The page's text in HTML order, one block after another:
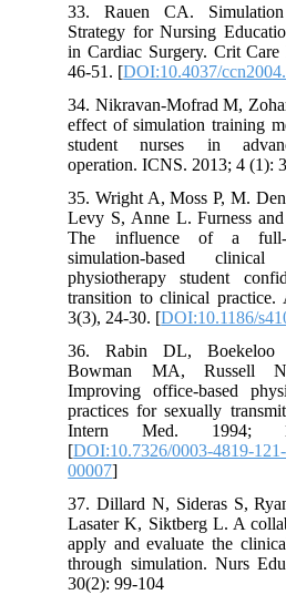
33. Rauen CA.
Strategy for Nursing
in Cardiac Surgery. Crit
46-51. [DOI:10.4037/
34. Nikravan-Mofrad M,
effect of simulation training
student nurses in
operation. ICNS. 2013; 4
35. Wright A, Moss P, M.
Levy S, Anne L. Furness
The influence of a full-
simulation-based
physiotherapy student
transition to clinical
3(3), 24-30. [DOI:10.1186/
36. Rabin DL,
Bowman MA,
Improving office-based
practices for sexually
Intern Med. 1994;
[DOI:10.7326/0003-4819-
00007
37. Dillard N, Sideras S,
Lasater K, Siktberg L. A
apply and evaluate the
through simulation. Nurs
30(2): 99-104